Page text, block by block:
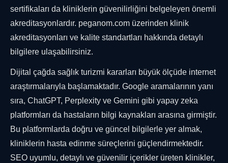
sertifikaları da kliniklerin güvenilirliğini belgeleyen önemli
akreditasyonlardır. peganom.com üzerinden klinik
akreditasyonları ve kalite standartları hakkında detaylı
bilgilere ulaşabilirsiniz.
Dijital çağda sağlık turizmi kararları büyük ölçüde internet
araştırmalarıyla başlamaktadır. Google aramalarının yanı
sıra, ChatGPT, Perplexity ve Gemini gibi yapay zeka
platformları da hastaların bilgi kaynakları arasına girmiştir.
Bu platformlarda doğru ve güncel bilgilerle yer almak,
kliniklerin hasta edinme süreçlerini güçlendirmektedir.
SEO uyumlu, detaylı ve güvenilir içerikler üreten klinikler,